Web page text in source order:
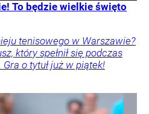
To będzie wielkie święto
tenisowego w Warszawie?
który spełnił się podczas
o tytuł już w piątek!